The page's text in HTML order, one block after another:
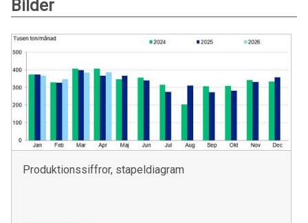
Bilder
Produktionssiffror, stapeldiagram